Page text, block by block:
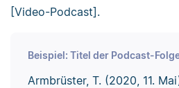
[Video-Podcast].
Beispiel: Titel der Podcast-
Armbrüster, T. (2020, 11.